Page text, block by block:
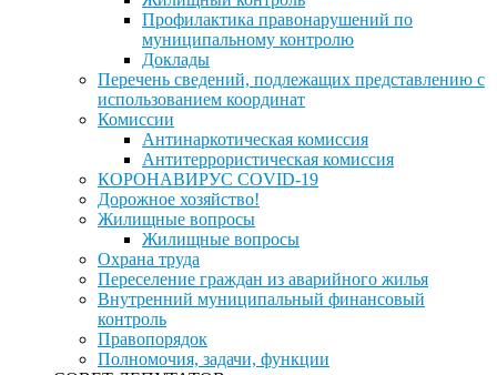
Профилактика правонарушений по
муниципальному контролю
Доклады
Перечень сведений, подлежащих представлению с
использованием координат
Комиссии
Антинаркотическая комиссия
Антитеррористическая комиссия
КОРОНАВИРУС COVID-19
Дорожное хозяйство!
Жилищные вопросы
Жилищные вопросы
Охрана труда
Переселение граждан из аварийного жилья
Внутренний муниципальный финансовый
контроль
Правопорядок
Полномочия, задачи, функции